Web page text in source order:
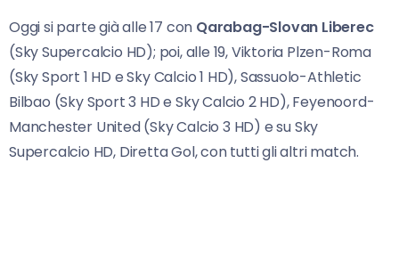
Oggi si parte già alle 17 con Qarabag-Slovan Liberec
(Sky Supercalcio HD); poi, alle 19, Viktoria Plzen-Roma
(Sky Sport 1 HD e Sky Calcio 1 HD), Sassuolo-Athletic
Bilbao (Sky Sport 3 HD e Sky Calcio 2 HD), Feyenoord-
Manchester United (Sky Calcio 3 HD) e su Sky
Supercalcio HD, Diretta Gol, con tutti gli altri match.